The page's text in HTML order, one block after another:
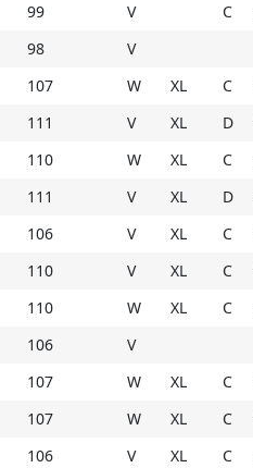
99 V C
98
V
107 W XL C
111 V XL D
110 W XL C
111 V XL D
106 V XL C
110 V XL C
110 W XL C
106
V
107 W XL C
107 W XL C
106 V XL C